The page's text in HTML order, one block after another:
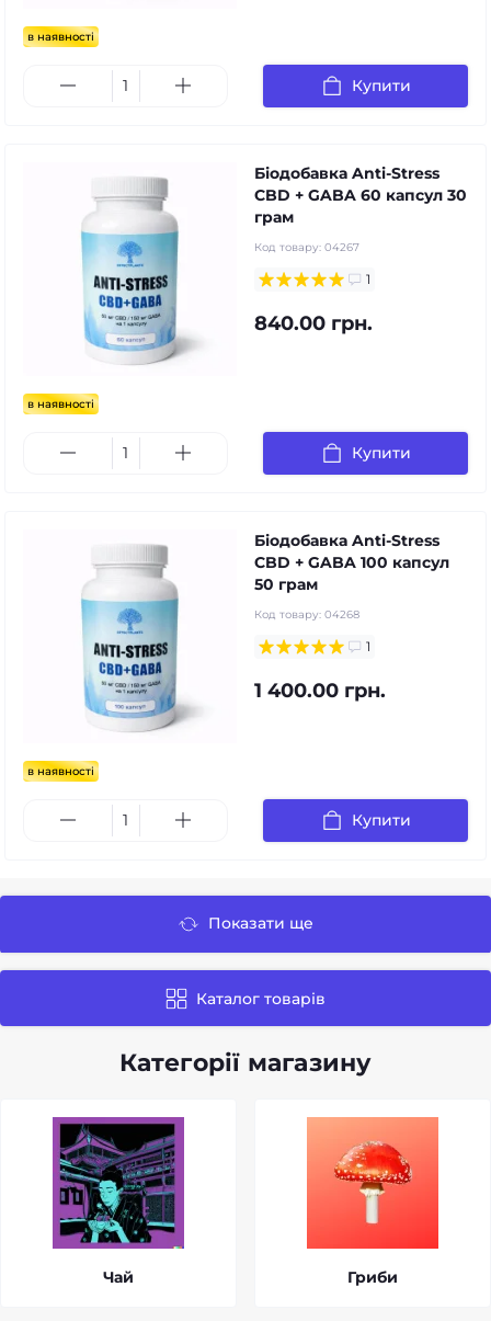
в наявності
Купити
в наявності
Біодобавка Anti-Stress
CBD + GABA 60 капсул 30
грам
Код товару: 04267
1
840.00 грн.
Купити
в наявності
Біодобавка Anti-Stress
CBD + GABA 100 капсул
50 грам
Код товару: 04268
1
1 400.00 грн.
Купити
Показати ще
Каталог товарів
Категорії магазину
Чай Гриби